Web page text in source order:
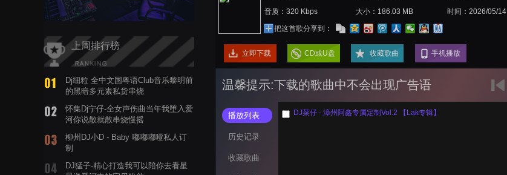
上周排行榜
Dj细粒 全中文国粤语Club音乐黎明前
的黑暗多元素私货串烧
怀集Dj宁仔-全女声伤曲当年我堕入爱
河你说散就散串烧慢摇
柳州DJ小D - Baby 嘟嘟嘟哑私人订
制
DJ猛子-精心打造我可以陪你去看星
音质：320 Kbps
大小：186.03 MB
时间：2026/05/14
把这首歌分享到：
立即下载 CD或U盘 收藏歌曲 手机播放
温馨提示:下载的歌曲中不会出现广告语
播放列表
历史记录
收藏歌曲
DJ菜仔 - 漳州阿鑫专属定制Vol.2 【Lak专辑】